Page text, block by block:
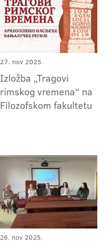
27. nov 2025.
Izložba „Tragovi
rimskog vremena“ na
Filozofskom fakultetu
26. nov 2025.